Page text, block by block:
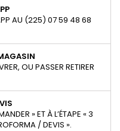
AU (225) 07 59 48 68
OU PASSER RETIRER
» ET À L’ÉTAPE « 3
/ DEVIS ».